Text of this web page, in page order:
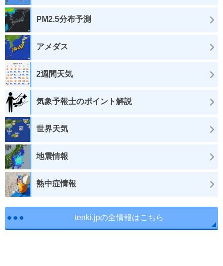
PM2.5分布予測
アメダス
2週間天気
気象予報士のポイント解説
世界天気
地震情報
熱中症情報
tenki.jpの全情報はこちら